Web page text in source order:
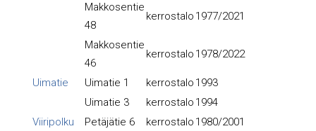
Makkosentie
48
kerrostalo 1977/2021
Makkosentie
46
kerrostalo 1978/2022
Uimatie Uimatie 1 kerrostalo 1993
Uimatie 3
kerrostalo 1994
Viiripolku
Petäjätie 6 kerrostalo 1980/2001